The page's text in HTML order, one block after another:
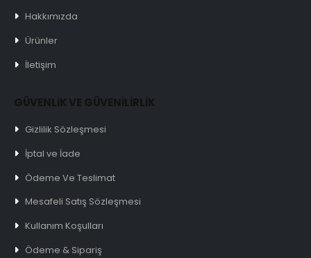
Hakkımızda
Ürünler
İletişim
GÜVENLİK VE GÜVENİLİRLİK
Gizlilik Sözleşmesi
İptal ve İade
Ödeme Ve Teslimat
Mesafeli Satış Sözleşmesi
Kullanım Koşulları
Ödeme & Sipariş